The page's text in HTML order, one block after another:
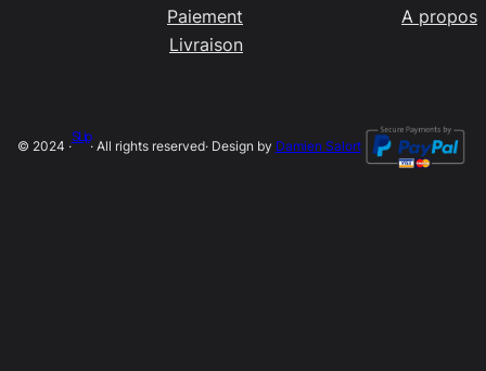
Paiement
Livraison
A propos
© 2024 ·
SLip
· All rights reserved· Design by Damien Salort